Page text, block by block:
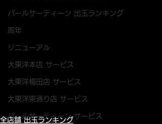
パールサーティーン 出玉ランキング
周年
リニューアル
大東洋本店 サービス
大東洋梅田店 サービス
大東洋東通り店 サービス
パールサーティーン サービス
全店舗 出玉ランキング